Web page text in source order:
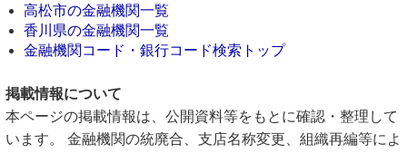
高松市の金融機関一覧
香川県の金融機関一覧
金融機関コード・銀行コード検索トップ
掲載情報について
本ページの掲載情報は、公開資料等をもとに確認・整理して
います。 金融機関の統廃合、支店名称変更、組織再編等によ